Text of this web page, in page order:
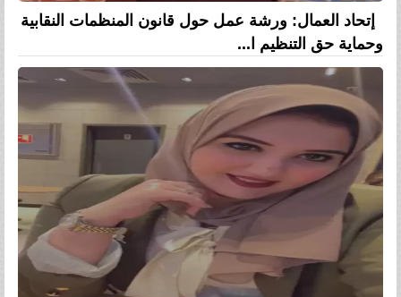
إتحاد العمال: ورشة عمل حول قانون المنظمات النقابية
وحماية حق التنظيم ا...